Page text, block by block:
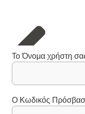
Το Όνομα χρήστη
Ο Κωδικός